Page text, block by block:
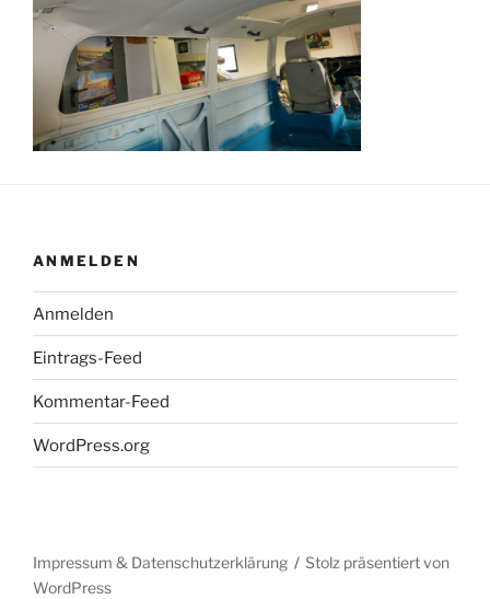
ANMELDEN
Anmelden
Eintrags-Feed
Kommentar-Feed
WordPress.org
Impressum & Datenschutzerklärung
Stolz präsentiert von
WordPress